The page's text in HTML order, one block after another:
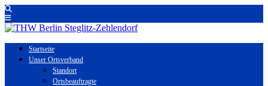
Startseite
Unser Ortsverband
Standort
Ortsbeauftragte